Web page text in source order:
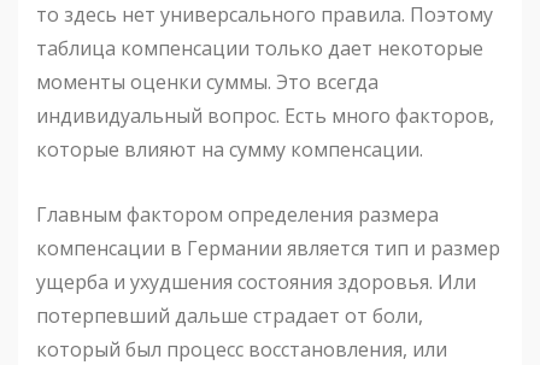
то здесь нет универсального правила. Поэтому
таблица компенсации только дает некоторые
моменты оценки суммы. Это всегда
индивидуальный вопрос. Есть много факторов,
которые влияют на сумму компенсации.
Главным фактором определения размера
компенсации в Германии является тип и размер
ущерба и ухудшения состояния здоровья. Или
потерпевший дальше страдает от боли,
который был процесс восстановления, или